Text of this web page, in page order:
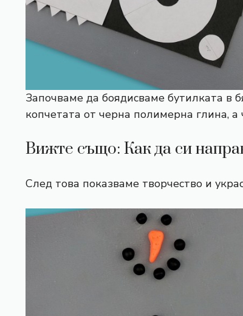
Започваме да боядисваме бутилката в
копчетата от черна полимерна глина, а
Вижте също: Как да си
След това показваме творчество и